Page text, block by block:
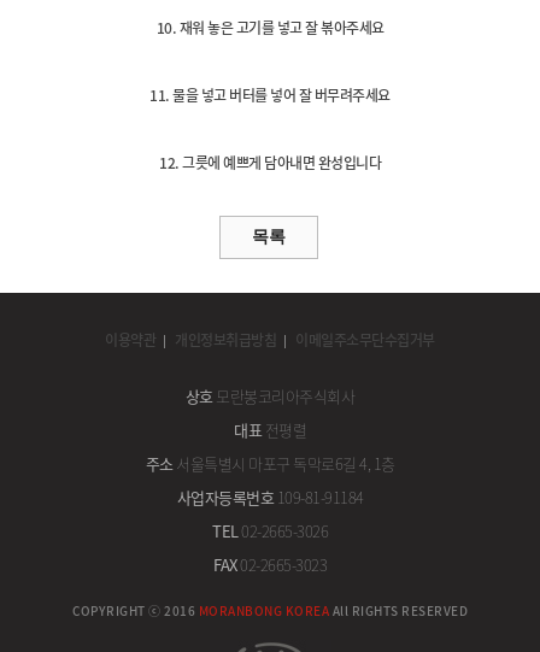
10. 재워 놓은 고기를 넣고 잘 볶아주세요
11. 물을 넣고 버터를 넣어 잘 버무려주세요
12. 그릇에 예쁘게 담아내면 완성입니다
이용약관 개인정보취급방침 이메일주소무단수집거부
상호 모란봉코리아주식회사
대표 전평렬
주소 서울특별시 마포구 독막로6길 4, 1층
사업자등록번호 109-81-91184
TEL 02-2665-3026
FAX02-2665-3023
COPYRIGHT ⓒ 2016 MORANBONG KOREA All RIGHTS RESERVED